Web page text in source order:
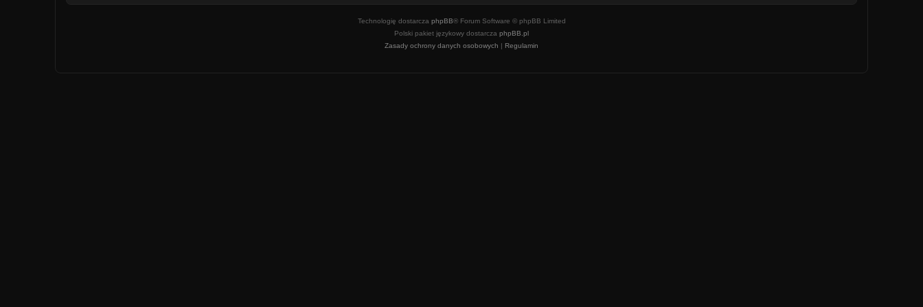
Technologię dostarcza phpBB® Forum Software © phpBB Limited
Polski pakiet językowy dostarcza phpBB.pl
Zasady ochrony danych osobowych | Regulamin